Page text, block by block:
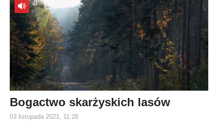
Bogactwo skarżyskich lasów
03 listopada 2021, 11:28